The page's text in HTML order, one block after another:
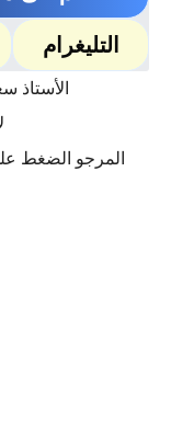
التليغرام
الأستاذ
المرجو الضغط